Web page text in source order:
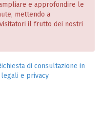
e approfondire le
mettendo a
il frutto dei nostri
di consultazione in
e privacy